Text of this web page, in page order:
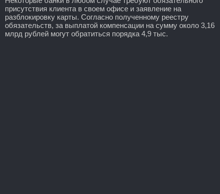
присутствия клиента в своем офисе и заявление на
разблокировку карты. Согласно полученному реестру
обязательств, за выплатой компенсации на сумму около 3,16
млрд рублей могут обратиться порядка 4,9 тыс.